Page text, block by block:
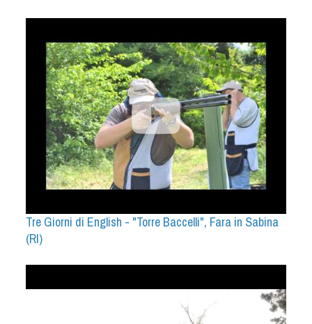
Tre Giorni di English - "Torre Baccelli", Fara in Sabina
(RI)